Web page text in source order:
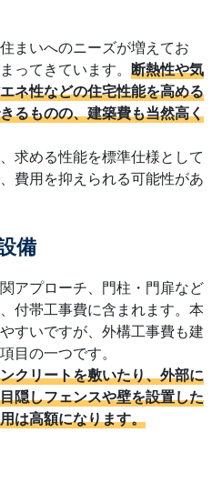
まいへのニーズが増えてお
ってきています。 断熱性や気
ネ性などの住宅性能を高める
るものの、建築費も当然高く
求める性能を標準仕様として
費用を抑えられる可能性があ
備
アプローチ、門柱・門扉など
付帯工事費に含まれます。本
すいですが、外構工事費も建
目の一つです。
クリートを敷いたり、外部に
隠しフェンスや壁を設置した
は高額になります。